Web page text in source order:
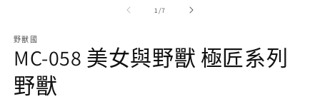
窗
中
啟
多
1 //7
野獸國
MC-058 美女與野獸 極匠系列
野獸